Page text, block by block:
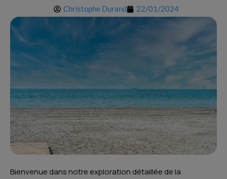
Christophe Durand 22/01/2024
Bienvenue dans notre exploration détaillée de la